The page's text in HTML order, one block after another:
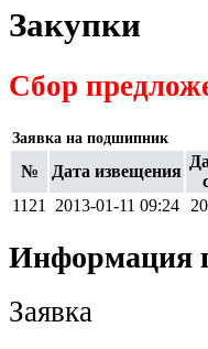
Закупки
Сбор
Заявка на подшипник
№ Дата извещения
1121
2013-01-11 09:24
Информация
Заявка